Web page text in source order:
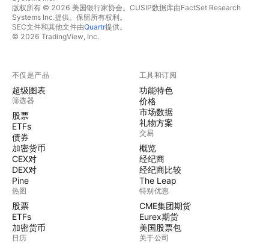
版权所有 © 2026 美国银行家协会。CUSIP数据库由FactSet Research
Systems Inc.提供。保留所有权利。
SEC文件和其他文件由Quartr提供。
© 2026 TradingView, Inc.
不仅是产品
超级图表
筛选器
股票
ETFs
债券
加密货币
CEX对
DEX对
Pine
热图
股票
ETFs
加密货币
日历
工具和订阅
功能特色
价格
市场数据
礼物方案
交易
概览
经纪商
经纪商比较
The Leap
特别优惠
CME集团期货
Eurex期货
美国股票包
关于公司